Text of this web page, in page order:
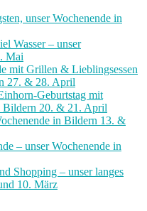
unser Wochenende in
Wasser – unser
Mai
mit Grillen & Lieblingsessen
27. & 28. April
Geburtstag mit
Bildern 20. & 21. April
in Bildern 13. &
– unser Wochenende in
Shopping – unser langes
10. März